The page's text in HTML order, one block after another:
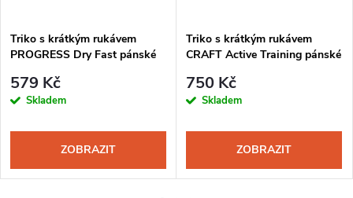
Triko s krátkým rukávem
PROGRESS Dry Fast pánské
579 Kč
Skladem
ZOBRAZIT
Triko s krátkým rukávem
CRAFT Active Training pánské
750 Kč
Skladem
ZOBRAZIT